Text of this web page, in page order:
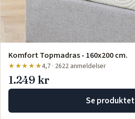
Komfort Topmadras - 160x200 cm.
★★★★★4,7 · 2622 anmeldelser
1.249 kr
Se produktet